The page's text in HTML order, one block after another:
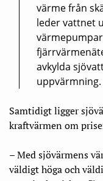
värme från
leder vattnet
avkylda
uppvärmning.
Samtidigt ligger
kraftvärmen om
– Med sjövärmens
väldigt höga och